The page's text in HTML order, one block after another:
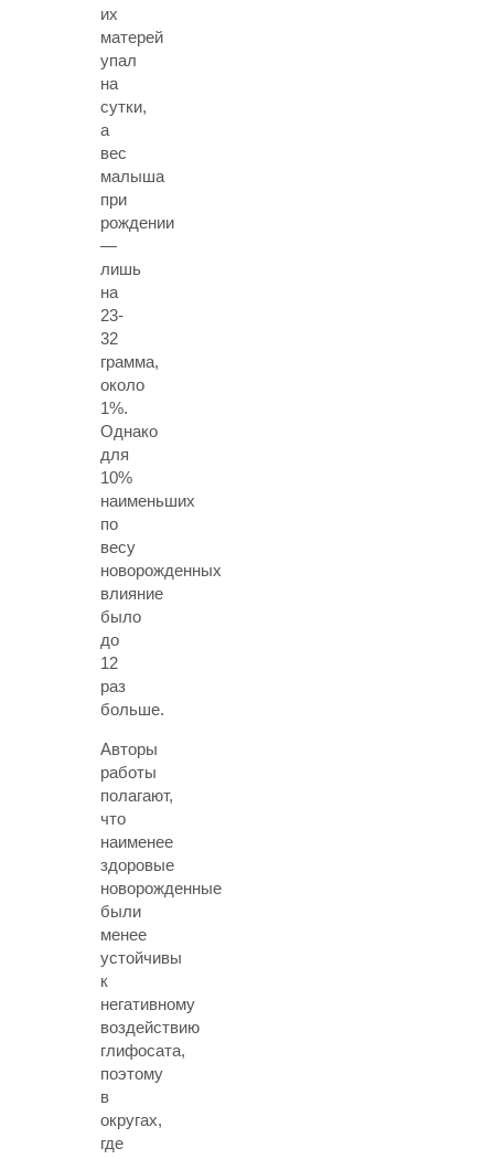
их
матерей
упал
на
сутки,
а
вес
малыша
при
рождении
—
лишь
на
23-
32
грамма,
около
1%.
Однако
для
10%
наименьших
по
весу
новорожденных
влияние
было
до
12
раз
больше.
Авторы
работы
полагают,
что
наименее
здоровые
новорожденные
были
менее
устойчивы
к
негативному
воздействию
глифосата,
поэтому
в
округах,
где